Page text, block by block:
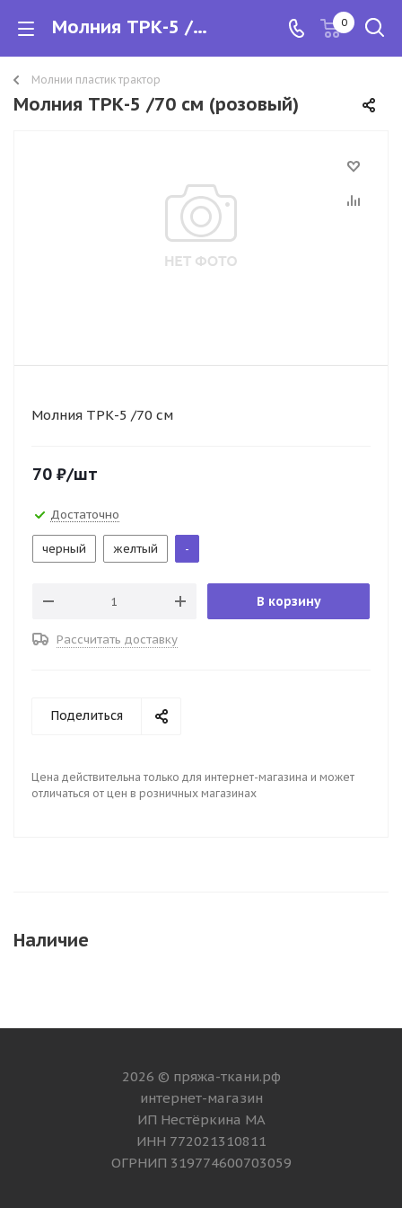
Молния ТРК-5 /70 см 0
Молнии пластик трактор
Молния ТРК-5 /70 см (розовый)
Молния ТРК-5 /70 см
70 ₽/шт
Достаточно
черный желтый -
В корзину
Рассчитать доставку
Поделиться
Цена действительна только для интернет-магазина и может
отличаться от цен в розничных магазинах
Наличие
2026 © пряжа-ткани.рф
интернет-магазин
ИП Нестёркина МА
ИНН 772021310811
ОГРНИП 319774600703059